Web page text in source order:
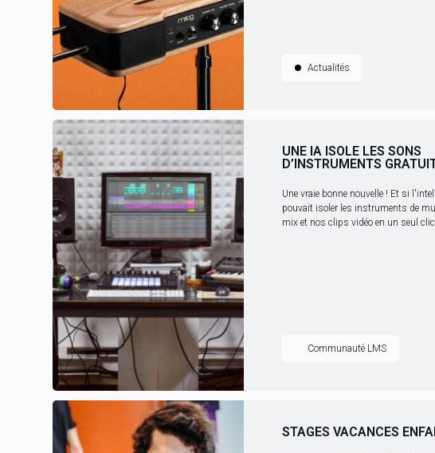
Actualités
Communauté LMS
UNE IA ISOLE LES SONS
D’INSTRUMENTS
Une vraie bonne nouvelle ! Et si
pouvait isoler les instruments de
mix et nos clips vidéo en un seul
STAGES VACANCES